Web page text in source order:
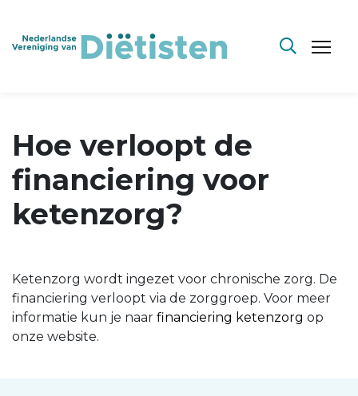
Hoe verloopt de
financiering voor
ketenzorg?
Ketenzorg wordt ingezet voor chronische zorg. De
financiering verloopt via de zorggroep. Voor meer
informatie kun je naar financiering ketenzorg op
onze website.